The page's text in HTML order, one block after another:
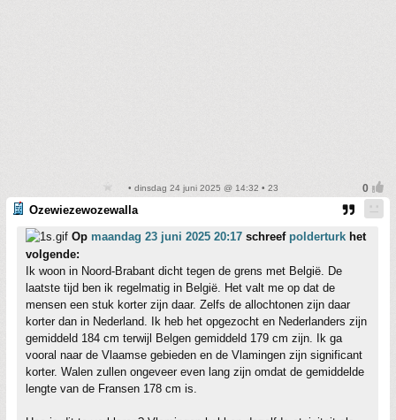
• dinsdag 24 juni 2025 @ 14:32 • 23
Ozewiezewozewalla
Op maandag 23 juni 2025 20:17 schreef polderturk het
volgende:
Ik woon in Noord-Brabant dicht tegen de grens met België. De
laatste tijd ben ik regelmatig in België. Het valt me op dat de
mensen een stuk korter zijn daar. Zelfs de allochtonen zijn daar
korter dan in Nederland. Ik heb het opgezocht en Nederlanders zijn
gemiddeld 184 cm terwijl Belgen gemiddeld 179 cm zijn. Ik ga
vooral naar de Vlaamse gebieden en de Vlamingen zijn significant
korter. Walen zullen ongeveer even lang zijn omdat de gemiddelde
lengte van de Fransen 178 cm is.